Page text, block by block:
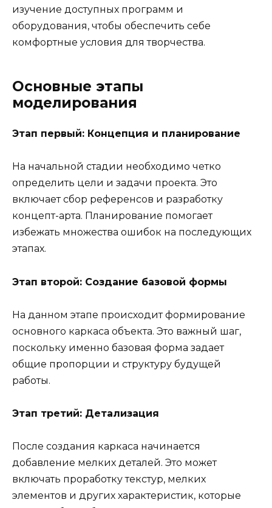
изучение доступных программ и
оборудования, чтобы обеспечить себе
комфортные условия для творчества.
Основные этапы
моделирования
Этап первый: Концепция и планирование
На начальной стадии необходимо четко
определить цели и задачи проекта. Это
включает сбор референсов и разработку
концепт-арта. Планирование помогает
избежать множества ошибок на последующих
этапах.
Этап второй: Создание базовой формы
На данном этапе происходит формирование
основного каркаса объекта. Это важный шаг,
поскольку именно базовая форма задает
общие пропорции и структуру будущей
работы.
Этап третий: Детализация
После создания каркаса начинается
добавление мелких деталей. Это может
включать проработку текстур, мелких
элементов и других характеристик, которые